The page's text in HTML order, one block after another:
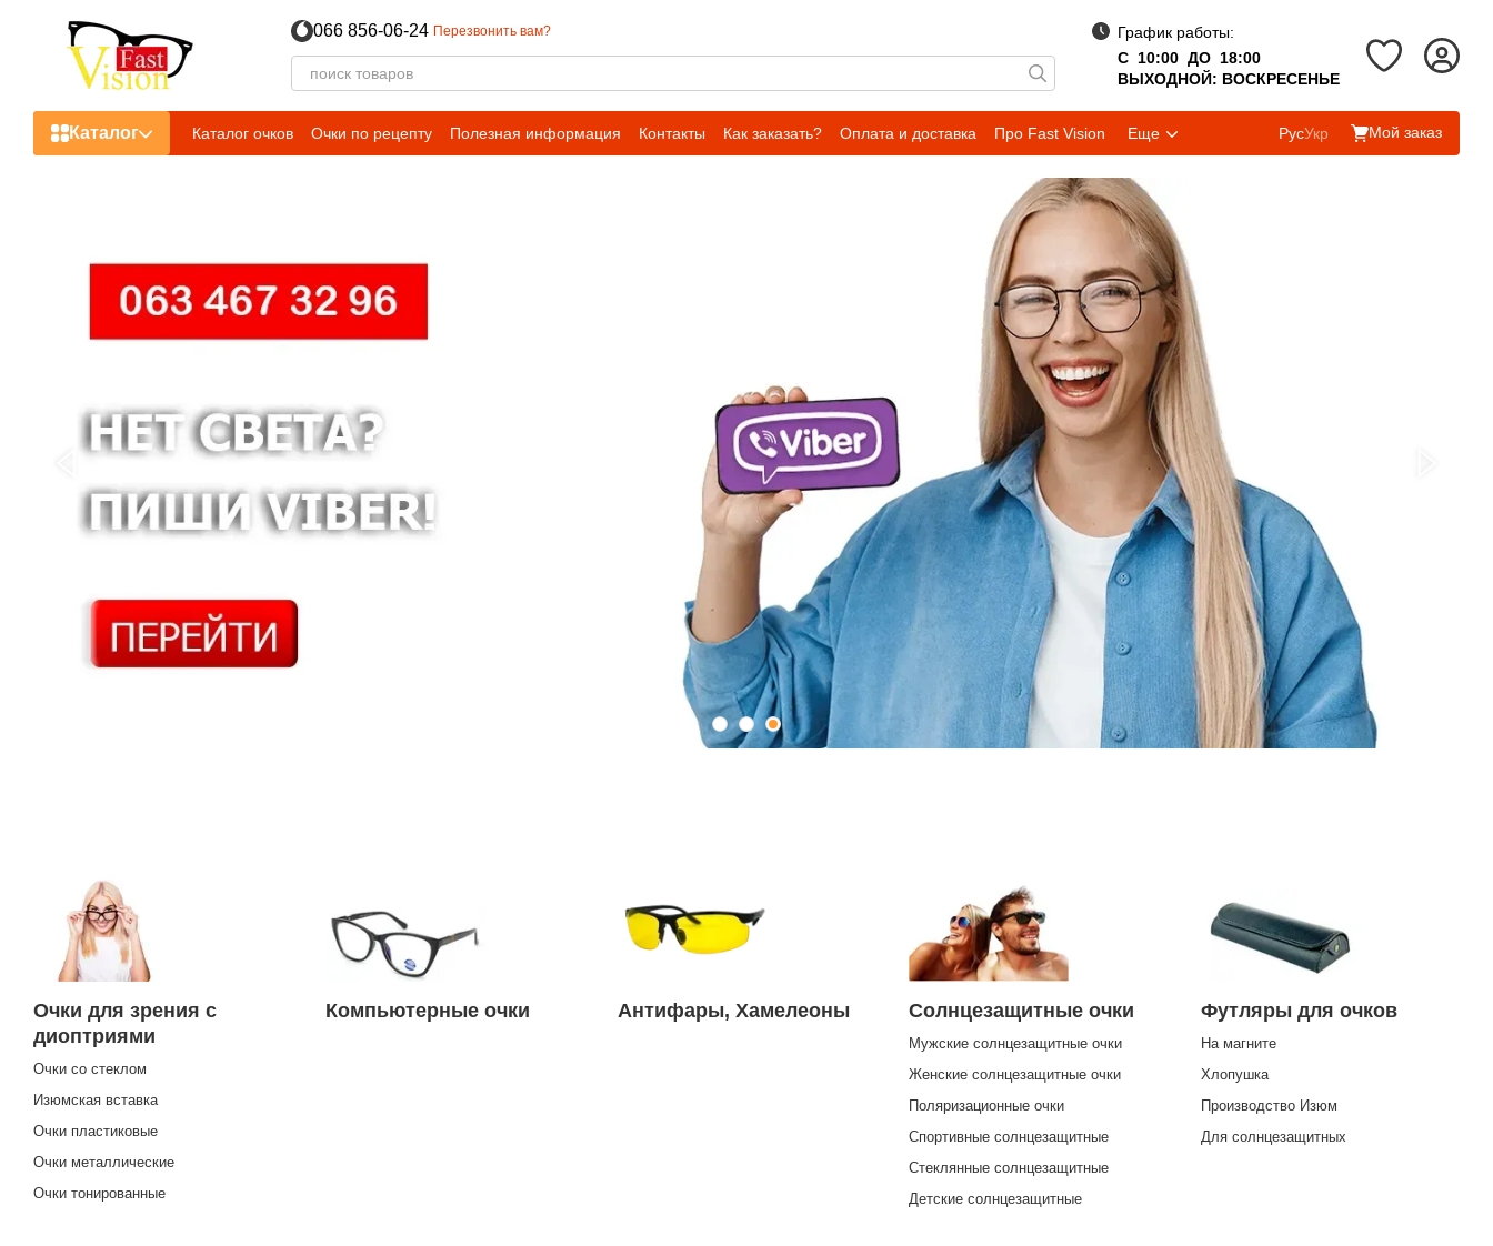
066 856-06-24 Перезвонить вам?
График работы:
С 10:00 ДО 18:00
ВЫХОДНОЙ: ВОСКРЕСЕНЬЕ
Каталог Каталог очков Очки по рецепту Полезная информация Контакты Как заказать? Оплата и доставка Про Fast Vision Еще РусУкр Мой заказ
Очки для зрения с
диоптриями
Очки со стеклом
Изюмская вставка
Очки пластиковые
Очки металлические
Очки тонированные
Компьютерные очки Антифары, Хамелеоны Солнцезащитные очки
Мужские солнцезащитные очки
Женские солнцезащитные очки
Поляризационные очки
Спортивные солнцезащитные
Стеклянные солнцезащитные
Детские солнцезащитные
Футляры для очков
На магните
Хлопушка
Производство Изюм
Для солнцезащитных